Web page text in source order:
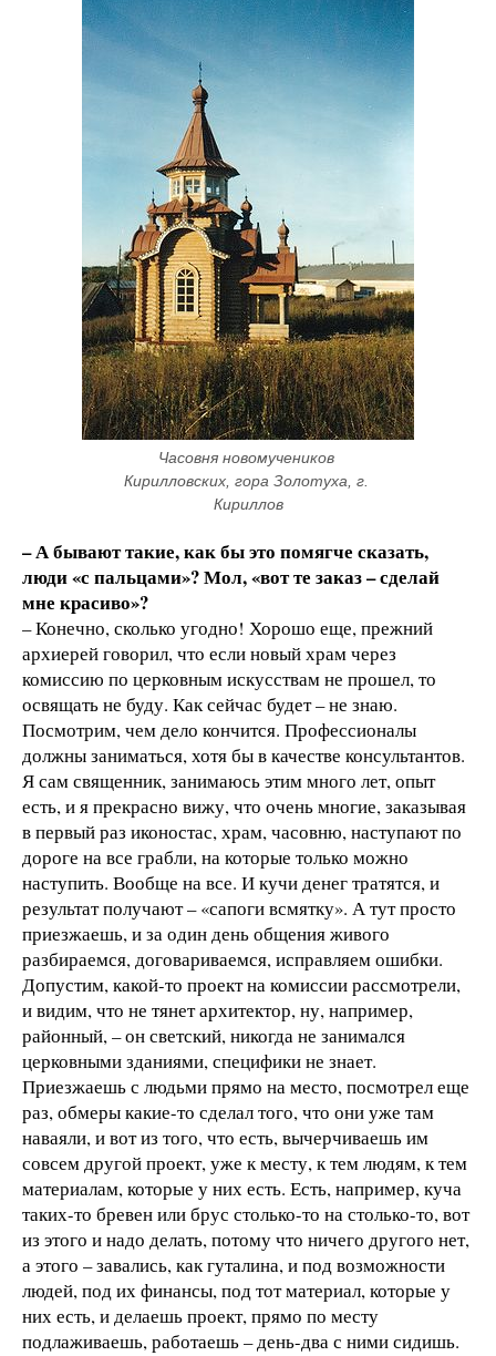
Часовня новомучеников
Кирилловских, гора Золотуха, г.
Кириллов
– А бывают такие, как бы это помягче сказать,
люди «с пальцами»? Мол, «вот те заказ – сделай
мне красиво»?
– Конечно, сколько угодно! Хорошо еще, прежний
архиерей говорил, что если новый храм через
комиссию по церковным искусствам не прошел, то
освящать не буду. Как сейчас будет – не знаю.
Посмотрим, чем дело кончится. Профессионалы
должны заниматься, хотя бы в качестве консультантов.
Я сам священник, занимаюсь этим много лет, опыт
есть, и я прекрасно вижу, что очень многие, заказывая
в первый раз иконостас, храм, часовню, наступают по
дороге на все грабли, на которые только можно
наступить. Вообще на все. И кучи денег тратятся, и
результат получают – «сапоги всмятку». А тут просто
приезжаешь, и за один день общения живого
разбираемся, договариваемся, исправляем ошибки.
Допустим, какой-то проект на комиссии рассмотрели,
и видим, что не тянет архитектор, ну, например,
районный, – он светский, никогда не занимался
церковными зданиями, специфики не знает.
Приезжаешь с людьми прямо на место, посмотрел еще
раз, обмеры какие-то сделал того, что они уже там
наваяли, и вот из того, что есть, вычерчиваешь им
совсем другой проект, уже к месту, к тем людям, к тем
материалам, которые у них есть. Есть, например, куча
таких-то бревен или брус столько-то на столько-то, вот
из этого и надо делать, потому что ничего другого нет,
а этого – завались, как гуталина, и под возможности
людей, под их финансы, под тот материал, которые у
них есть, и делаешь проект, прямо по месту
подлаживаешь, работаешь – день-два с ними сидишь.